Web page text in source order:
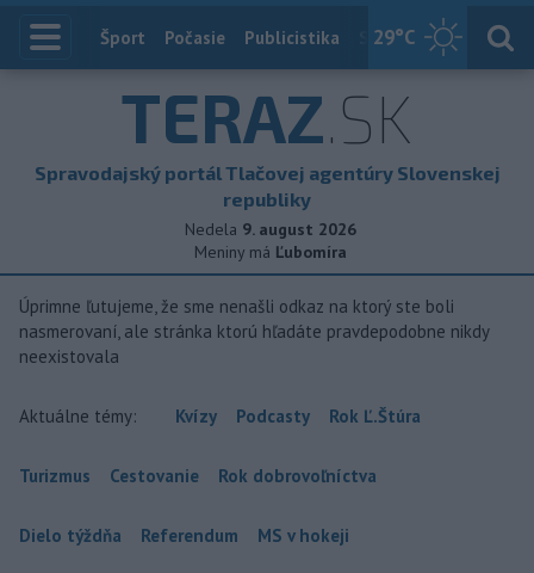
29°C
Index
Šport Počasie Publicistika Slovensko
TERAZ.SK
Spravodajský portál Tlačovej agentúry Slovenskej
republiky
Nedela 9. august 2026
Meniny má Ľubomíra
Úprimne ľutujeme, že sme nenašli odkaz na ktorý ste boli
nasmerovaní, ale stránka ktorú hľadáte pravdepodobne nikdy
neexistovala
Aktuálne témy: Kvízy Podcasty Rok Ľ.Štúra
Turizmus Cestovanie Rok dobrovoľníctva
Dielo týždňa Referendum MS v hokeji